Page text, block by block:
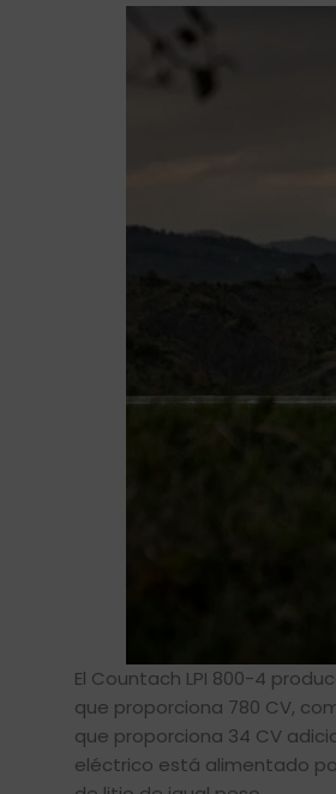
El Countach LPI 800-4
que proporciona 780 CV,
que proporciona 34 CV
eléctrico está alimentado